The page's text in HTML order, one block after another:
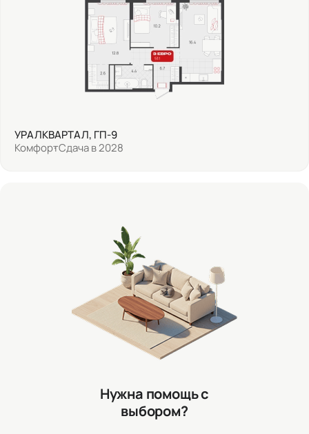
УРАЛКВАРТАЛ, ГП-9
КомфортСдача в 2028
Нужна помощь с
выбором?